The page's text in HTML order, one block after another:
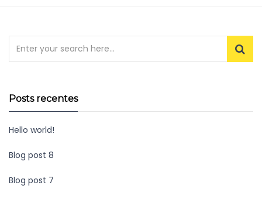
Posts recentes
Hello world!
Blog post 8
Blog post 7